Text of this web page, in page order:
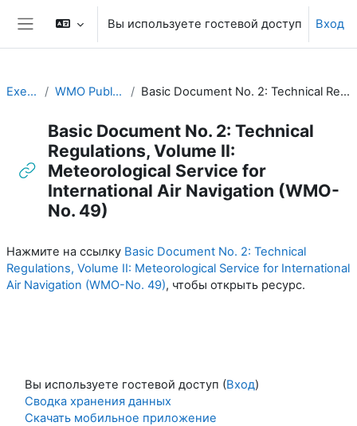
Перейти к основному содержанию
Боковая панель
Вы используете гостевой доступ Вход
Executive Training WMO Publications and Additional Resources Basic Document No. 2: Technical Regulations, Volume II: Meteorological Service for International Air Navigation (WMO-No. 49)
Basic Document No. 2: Technical
Regulations, Volume II:
Meteorological Service for
International Air Navigation (WMO-
No. 49)
Нажмите на ссылку Basic Document No. 2: Technical
Regulations, Volume II: Meteorological Service for International
Air Navigation (WMO-No. 49), чтобы открыть ресурс.
Вы используете гостевой доступ (Вход)
Сводка хранения данных
Скачать мобильное приложение